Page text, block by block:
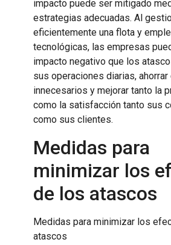
impacto puede ser mitigado
estrategias adecuadas. Al
eficientemente una flota y
tecnológicas, las empresas
impacto negativo que los
sus operaciones diarias,
innecesarios y mejorar tanto la
como la satisfacción tanto sus
como sus clientes.
Medidas para
minimizar los
de los atascos
Medidas para minimizar los
atascos